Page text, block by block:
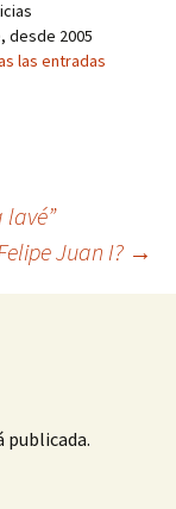
desde 2005
las entradas
lavé”
Juan I? →
publicada.